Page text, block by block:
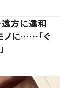
方に違和
ノに……「ぐ